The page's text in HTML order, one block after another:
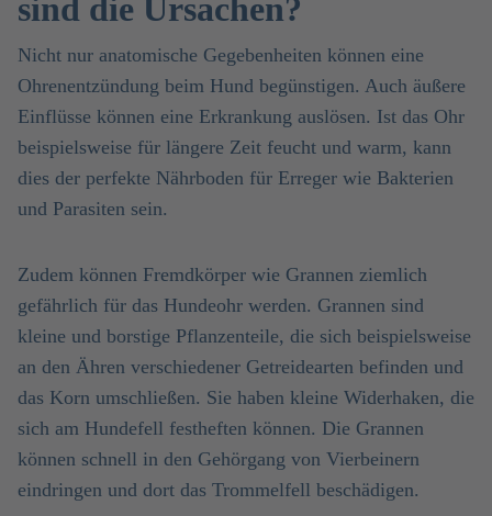
sind die Ursachen?
Nicht nur anatomische Gegebenheiten können eine
Ohrenentzündung beim Hund begünstigen. Auch äußere
Einflüsse können eine Erkrankung auslösen. Ist das Ohr
beispielsweise für längere Zeit feucht und warm, kann
dies der perfekte Nährboden für Erreger wie Bakterien
und Parasiten sein.
Zudem können Fremdkörper wie Grannen ziemlich
gefährlich für das Hundeohr werden. Grannen sind
kleine und borstige Pflanzenteile, die sich beispielsweise
an den Ähren verschiedener Getreidearten befinden und
das Korn umschließen. Sie haben kleine Widerhaken, die
sich am Hundefell festheften können. Die Grannen
können schnell in den Gehörgang von Vierbeinern
eindringen und dort das Trommelfell beschädigen.